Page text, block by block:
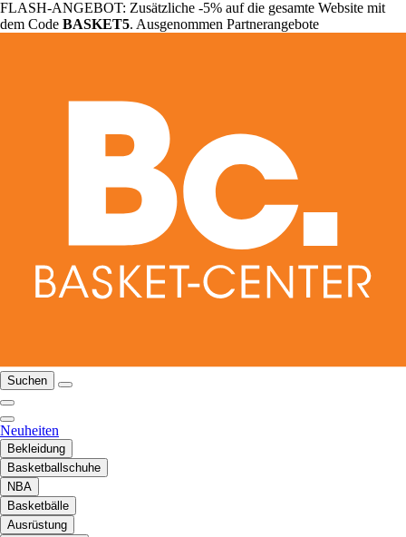
FLASH-ANGEBOT: Zusätzliche -5% auf die gesamte Website mit
dem Code BASKET5. Ausgenommen Partnerangebote
Suchen
Neuheiten
Bekleidung
Basketballschuhe
NBA
Basketbälle
Ausrüstung